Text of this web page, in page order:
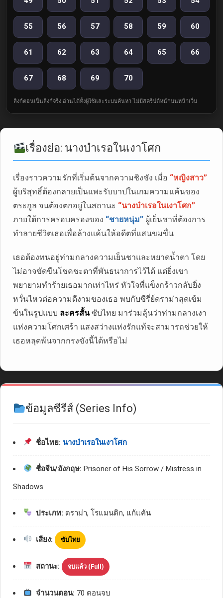
55 56 57 58 59 60
61 62 63 64 65 66
67 68 69 70
ลิงก์ตอนเป็นลิงก์จริง อ่านได้ทั้งผู้ใช้และระบบค้นหา ไม่มีสคริปต์หนักบนหน้าเว็บ
เรื่องย่อ: นางบำเรอในเงาโศก
เรื่องราวความรักที่เริ่มต้นจากความชิงชัง เมื่อ “หญิงสาว”
ผู้บริสุทธิ์ต้องกลายเป็นแพะรับบาปในเกมความแค้นของ
ตระกูล จนต้องตกอยู่ในสถานะ “นางบำเรอในเงาโศก”
ภายใต้การครอบครองของ “ชายหนุ่ม” ผู้เย็นชาที่ต้องการ
ทำลายชีวิตเธอเพื่อล้างแค้นให้อดีตที่แสนขมขื่น
เธอต้องทนอยู่ท่ามกลางความเย็นชาและหยาดน้ำตา โดย
ไม่อาจขัดขืนโชคชะตาที่พันธนาการไว้ได้ แต่ยิ่งเขา
พยายามทำร้ายเธอมากเท่าไหร่ หัวใจที่แข็งกร้าวกลับยิ่ง
หวั่นไหวต่อความดีงามของเธอ พบกับซีรี่ย์ดราม่าสุดเข้ม
ข้นในรูปแบบ ละครสั้นซับไทย มาร่วมลุ้นว่าท่ามกลางเงา
แห่งความโศกเศร้า แสงสว่างแห่งรักแท้จะสามารถช่วยให้
เธอหลุดพ้นจากกรงขังนี้ได้หรือไม่
ข้อมูลซีรีส์ (Series Info)
ชื่อไทย: นางบำเรอในเงาโศก
ชื่อจีน/อังกฤษ: Prisoner of His Sorrow / Mistress in
Shadows
ประเภท: ดราม่า, โรแมนติก, แก้แค้น
เสียง: ซับไทย
สถานะ: จบแล้ว (Full)
จำนวนตอน: 70 ตอนจบ